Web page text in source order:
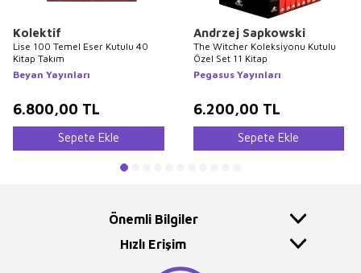
Kolektif
Lise 100 Temel Eser Kutulu 40
Kitap Takım
Beyan Yayınları
6.800,00 TL
Sepete Ekle
Andrzej Sapkowski
The Witcher Koleksiyonu Kutulu
Özel Set 11 Kitap
Pegasus Yayınları
6.200,00 TL
Sepete Ekle
Önemli Bilgiler
Hızlı Erişim